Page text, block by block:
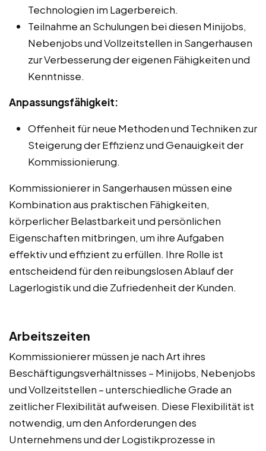
Technologien im Lagerbereich.
Teilnahme an Schulungen bei diesen Minijobs,
Nebenjobs und Vollzeitstellen in Sangerhausen
zur Verbesserung der eigenen Fähigkeiten und
Kenntnisse.
Anpassungsfähigkeit:
Offenheit für neue Methoden und Techniken zur
Steigerung der Effizienz und Genauigkeit der
Kommissionierung.
Kommissionierer in Sangerhausen müssen eine
Kombination aus praktischen Fähigkeiten,
körperlicher Belastbarkeit und persönlichen
Eigenschaften mitbringen, um ihre Aufgaben
effektiv und effizient zu erfüllen. Ihre Rolle ist
entscheidend für den reibungslosen Ablauf der
Lagerlogistik und die Zufriedenheit der Kunden.
Arbeitszeiten
Kommissionierer müssen je nach Art ihres
Beschäftigungsverhältnisses – Minijobs, Nebenjobs
und Vollzeitstellen – unterschiedliche Grade an
zeitlicher Flexibilität aufweisen. Diese Flexibilität ist
notwendig, um den Anforderungen des
Unternehmens und der Logistikprozesse in